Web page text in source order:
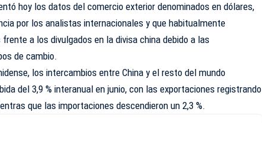
hoy los datos del comercio exterior denominados en dólares,
por los analistas internacionales y que habitualmente
a los divulgados en la divisa china debido a las
de cambio.
los intercambios entre China y el resto del mundo
del 3,9 % interanual en junio, con las exportaciones registrando
que las importaciones descendieron un 2,3 %.